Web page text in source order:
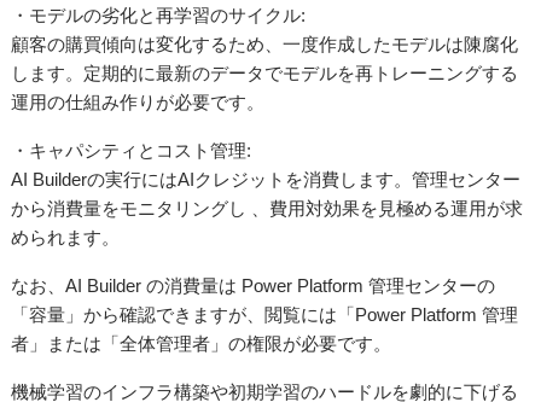
・モデルの劣化と再学習のサイクル:
顧客の購買傾向は変化するため、一度作成したモデルは陳腐化
します。定期的に最新のデータでモデルを再トレーニングする
運用の仕組み作りが必要です。
・キャパシティとコスト管理:
AI Builderの実行にはAIクレジットを消費します。管理センター
から消費量をモニタリングし 、費用対効果を見極める運用が求
められます。
なお、AI Builder の消費量は Power Platform 管理センターの
「容量」から確認できますが、閲覧には「Power Platform 管理
者」または「全体管理者」の権限が必要です。
機械学習のインフラ構築や初期学習のハードルを劇的に下げる